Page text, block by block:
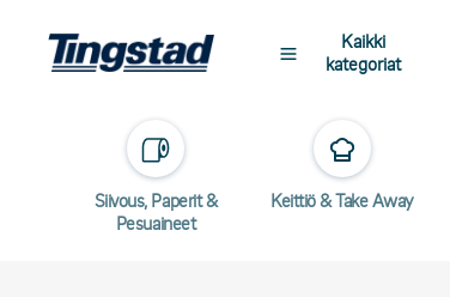
Kaikki
kategoriat
Siivous, Paperit &
Pesuaineet
Keittiö & Take Away